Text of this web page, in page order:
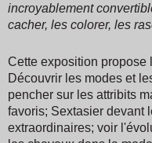
incroyablement
cacher, les colorer, les
Cette exposition propose
Découvrir les modes et
pencher sur les attribits
favoris; Sextasier devant
extraordinaires; voir